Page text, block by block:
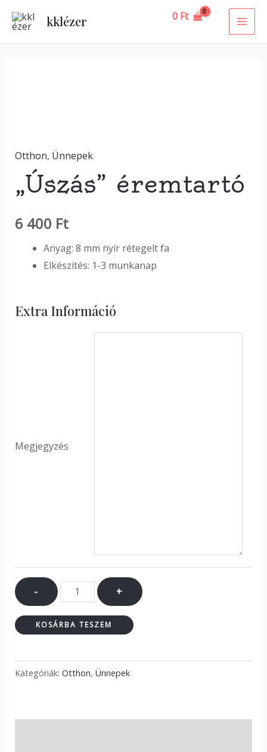
content
kklézer 0 Ft
Otthon, Ünnepek
„Úszás” éremtartó
6 400 Ft
Anyag: 8 mm nyír rétegelt fa
Elkészítés: 1-3 munkanap
Extra Információ
Megjegyzés
- +
KOSÁRBA TESZEM
Kategóriák: Otthon, Ünnepek